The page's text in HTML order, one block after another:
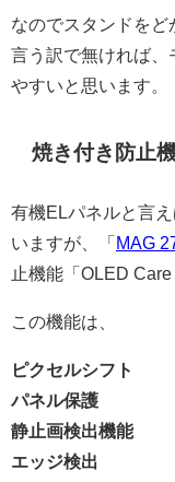
なのでスタンドをど
言う訳で無ければ、
やすいと思います。
焼き付き防止
有機ELパネルと言
いますが、「 MAG
止機能「OLED
この機能は、
ピクセルシフト
パネル保護
静止画検出機能
エッジ検出